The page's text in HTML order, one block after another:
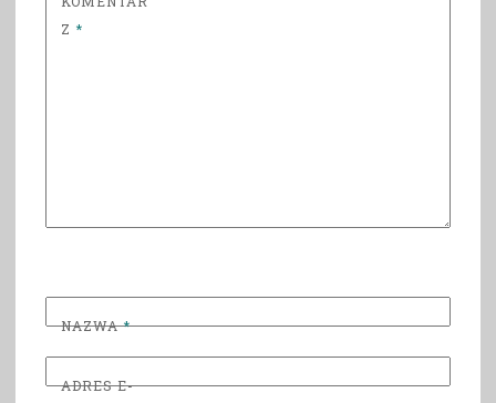
Z *
NAZWA*
ADRES E-